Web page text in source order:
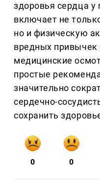
здоровья сердца
включает не
но и физическую
вредных привычек
медицинские
простые
значительно
сердечно-
сохранить
0 0